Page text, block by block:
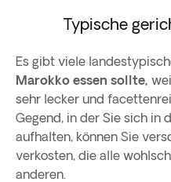
Typische
Es gibt viele
Marokko essen sollte,
sehr lecker und
Gegend, in der Sie sich in
aufhalten, können Sie
verkosten, die alle
anderen.